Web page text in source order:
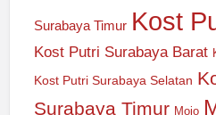
Surabaya Timur Kost
Kost Putri Surabaya Barat
Kost Putri Surabaya Selatan
Surabaya Timur Mojo